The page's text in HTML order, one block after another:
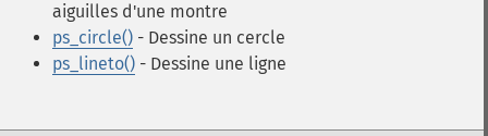
aiguilles d'une montre
ps_circle() - Dessine un cercle
ps_lineto() - Dessine une ligne